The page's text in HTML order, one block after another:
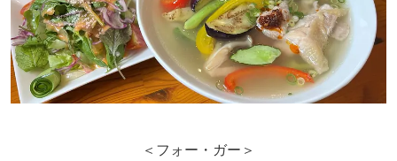
＜フォー・ガー＞